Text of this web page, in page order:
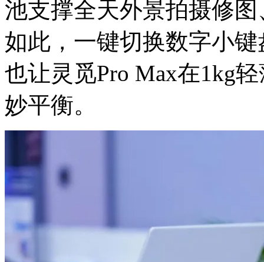
池支撑全天外景拍摄修图
如此，一键切换数字小键
也让灵觅Pro Max在1kg
妙平衡。